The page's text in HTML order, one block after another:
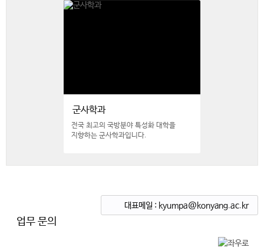
군사학과
전국 최고의 국방분야 특성화 대학을
지향하는 군사학과입니다.
대표메일 : kyumpa@konyang.ac.kr
업무 문의